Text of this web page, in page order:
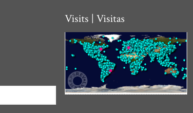
Visits | Visitas